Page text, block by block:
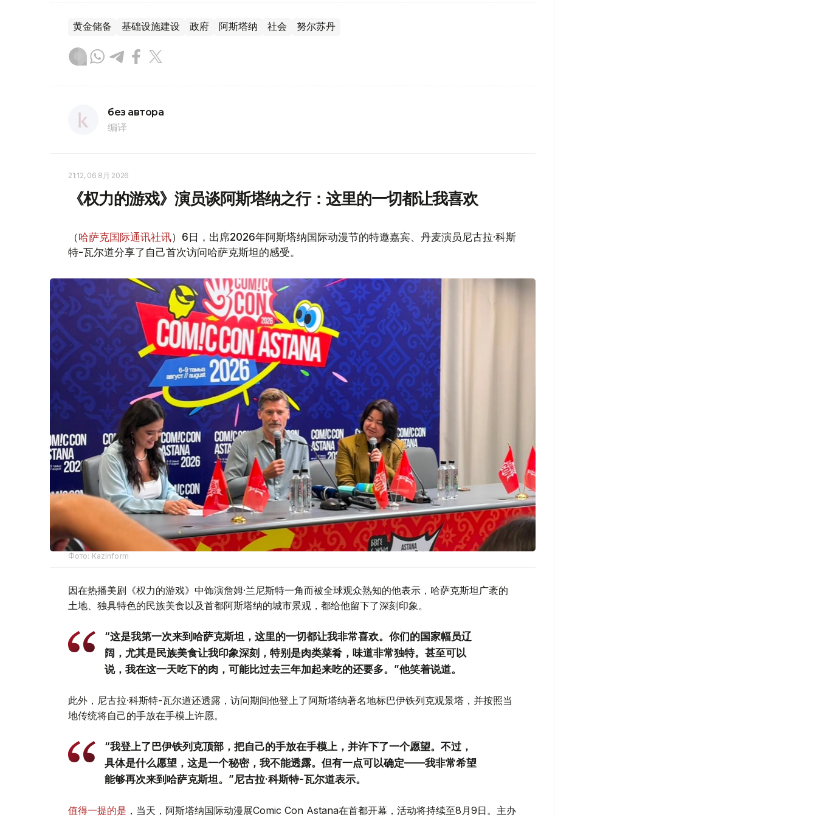
黄金储备 基础设施建设 政府 阿斯塔纳 社会 努尔苏丹
без автора
编译
21:12, 06 8月 2026
《权力的游戏》演员谈阿斯塔纳之行：这里的一切都让我喜欢
（哈萨克国际通讯社讯）6日，出席2026年阿斯塔纳国际动漫节的特邀嘉宾、丹麦演员尼古拉·科斯
特-瓦尔道分享了自己首次访问哈萨克斯坦的感受。
Фото: Kazinform
因在热播美剧《权力的游戏》中饰演詹姆·兰尼斯特一角而被全球观众熟知的他表示，哈萨克斯坦广袤的
土地、独具特色的民族美食以及首都阿斯塔纳的城市景观，都给他留下了深刻印象。
“这是我第一次来到哈萨克斯坦，这里的一切都让我非常喜欢。你们的国家幅员辽
阔，尤其是民族美食让我印象深刻，特别是肉类菜肴，味道非常独特。甚至可以
说，我在这一天吃下的肉，可能比过去三年加起来吃的还要多。”他笑着说道。
此外，尼古拉·科斯特-瓦尔道还透露，访问期间他登上了阿斯塔纳著名地标巴伊铁列克观景塔，并按照当
地传统将自己的手放在手模上许愿。
“我登上了巴伊铁列克顶部，把自己的手放在手模上，并许下了一个愿望。不过，
具体是什么愿望，这是一个秘密，我不能透露。但有一点可以确定——我非常希望
能够再次来到哈萨克斯坦。”尼古拉·科斯特-瓦尔道表示。
值得一提的是 ，当天，阿斯塔纳国际动漫展Comic Con Astana在首都开幕，活动将持续至8月9日。主办